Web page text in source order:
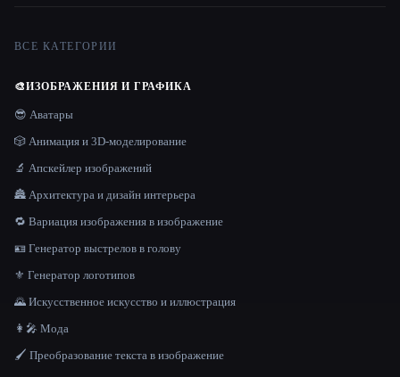
ВСЕ КАТЕГОРИИ
🎨ИЗОБРАЖЕНИЯ И ГРАФИКА
😎 Аватары
🎲 Анимация и 3D-моделирование
🔬 Апскейлер изображений
🏯 Архитектура и дизайн интерьера
🔁 Вариация изображения в изображение
🪪 Генератор выстрелов в голову
⚜️ Генератор логотипов
🌄 Искусственное искусство и иллюстрация
👩‍🎤 Мода
🖌️ Преобразование текста в изображение